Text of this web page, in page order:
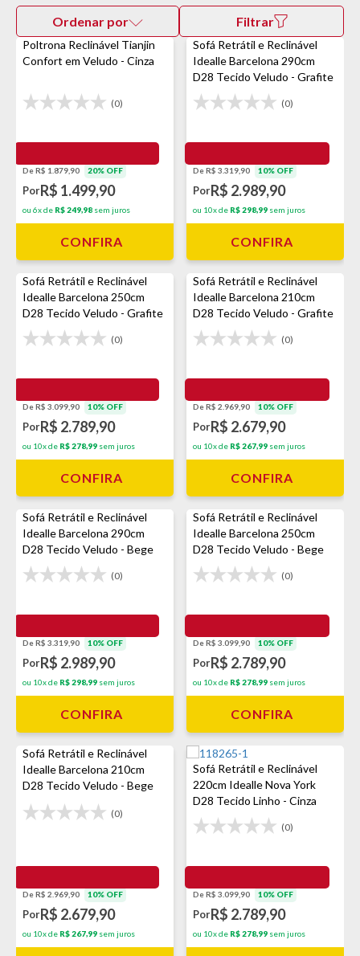
Ordenar por Filtrar
Poltrona Reclinável Tianjin
Confort em Veludo - Cinza
(0)
De R$ 1.879,90 20% OFF
PorR$ 1.499,90
ou 6x de R$ 249,98 sem juros
CONFIRA
Sofá Retrátil e Reclinável
Idealle Barcelona 290cm
D28 Tecido Veludo - Grafite
(0)
De R$ 3.319,90 10% OFF
PorR$ 2.989,90
ou 10x de R$ 298,99 sem juros
CONFIRA
Sofá Retrátil e Reclinável
Idealle Barcelona 250cm
D28 Tecido Veludo - Grafite
(0)
De R$ 3.099,90 10% OFF
PorR$ 2.789,90
ou 10x de R$ 278,99 sem juros
CONFIRA
Sofá Retrátil e Reclinável
Idealle Barcelona 210cm
D28 Tecido Veludo - Grafite
(0)
De R$ 2.969,90 10% OFF
PorR$ 2.679,90
ou 10x de R$ 267,99 sem juros
CONFIRA
Sofá Retrátil e Reclinável
Idealle Barcelona 290cm
D28 Tecido Veludo - Bege
(0)
De R$ 3.319,90 10% OFF
PorR$ 2.989,90
ou 10x de R$ 298,99 sem juros
CONFIRA
Sofá Retrátil e Reclinável
Idealle Barcelona 250cm
D28 Tecido Veludo - Bege
(0)
De R$ 3.099,90 10% OFF
PorR$ 2.789,90
ou 10x de R$ 278,99 sem juros
CONFIRA
Sofá Retrátil e Reclinável
Idealle Barcelona 210cm
D28 Tecido Veludo - Bege
(0)
De R$ 2.969,90 10% OFF
PorR$ 2.679,90
ou 10x de R$ 267,99 sem juros
Sofá Retrátil e Reclinável
220cm Idealle Nova York
D28 Tecido Linho - Cinza
(0)
De R$ 3.099,90 10% OFF
PorR$ 2.789,90
ou 10x de R$ 278,99 sem juros